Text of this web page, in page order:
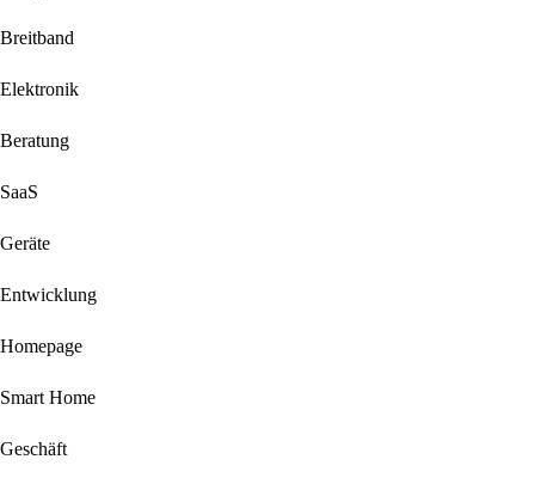
Breitband
Elektronik
Beratung
SaaS
Geräte
Entwicklung
Homepage
Smart Home
Geschäft